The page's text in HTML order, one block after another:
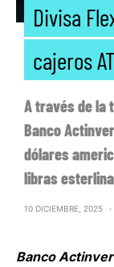
Divisa
cajeros
A través de la
Banco
dólares
libras
10 DICIEMBRE, 2025
Banco Actinver